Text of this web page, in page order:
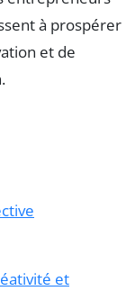
à prospérer
et de
et